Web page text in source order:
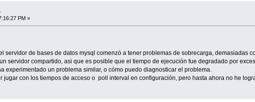
PM »
servidor de bases de datos mysql comenzó a tener problemas de sobrecarga, demasiadas
servidor compartido, asi que es posible que el tiempo de ejecución fue degradado por
experimentado un problema similar, o cómo puedo diagnosticar el problema.
jugar con los tiempos de acceso o poll interval en configuración, pero hasta ahora no he